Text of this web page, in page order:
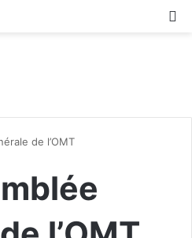
de l’OMT